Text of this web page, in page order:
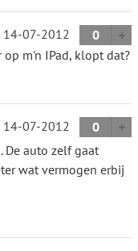
14-07-2012
0
m'n IPad, klopt dat?
14-07-2012
0
De auto zelf gaat
wat vermogen erbij